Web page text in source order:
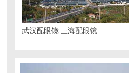
武汉配眼镜 上海配眼镜